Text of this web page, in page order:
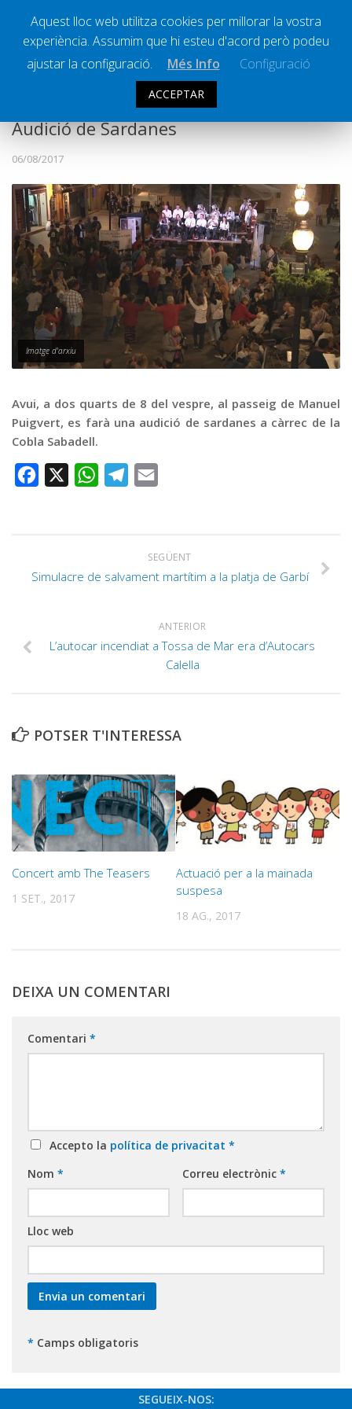
Política
Societat
Successos
Esports
La Banqueta
Transmissions Esportives
Pòdcasts
Vídeos
Graella
Contacte
Ràdio Calella Televisió
Audició de Sardanes
06/08/2017
Imatge d'arxiu
Avui, a dos quarts de 8 del vespre, al passeig de Manuel
Puigvert, es farà una audició de sardanes a càrrec de la
Cobla Sabadell.
Facebook WhatsAppTelegram
SEGÜENT
Simulacre de salvament martítim a la platja de Garbí
ANTERIOR
L’autocar incendiat a Tossa de Mar era d’Autocars
Calella
POTSER T'INTERESSA
Concert amb The Teasers
1 SET., 2017
Actuació per a la mainada
suspesa
18 AG., 2017
DEIXA UN COMENTARI
Comentari *
Accepto la política de privacitat *
Nom * Correu electrònic *
Lloc web
* Camps obligatoris
SEGUEIX-NOS:
Aquest lloc web utilitza cookies per millorar la vostra
experiència. Assumim que hi esteu d'acord però podeu
ajustar la configuració.
Més Info Configuració
ACCEPTAR